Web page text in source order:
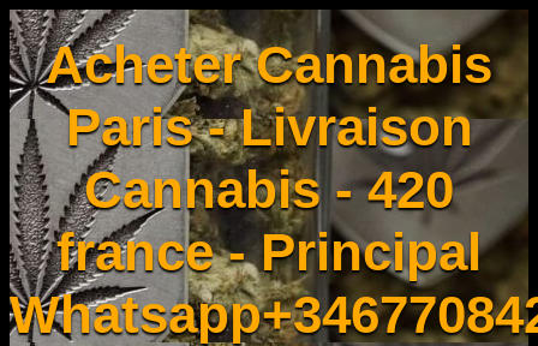
Acheter Cannabis
Paris - Livraison
Cannabis - 420
france - Principal